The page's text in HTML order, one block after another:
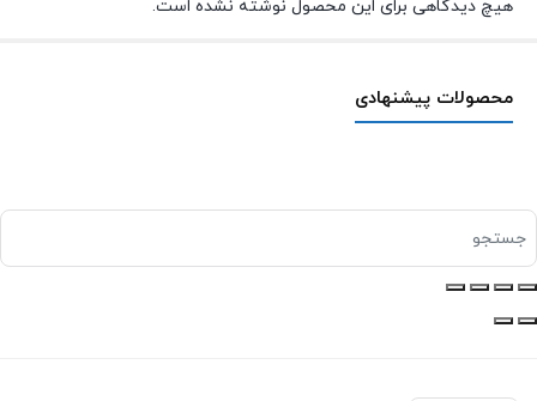
هیچ دیدگاهی برای این محصول نوشته نشده است.
محصولات پیشنهادی